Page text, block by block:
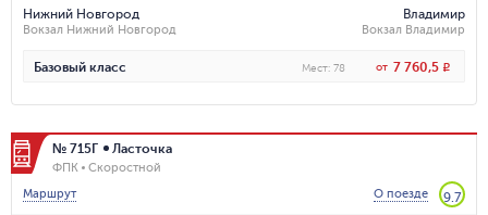
Нижний Новгород
Вокзал Нижний Новгород
Владимир
Вокзал Владимир
Базовый класс Мест: 78 от 7 760,5 R
№ 715Г Ласточка
ФПК
Скоростной
Маршрут
О поезде 9.7